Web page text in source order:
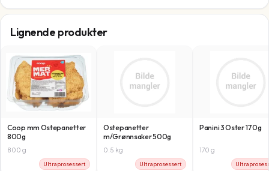
Lignende produkter
Coop mm Ostepanetter
800g
800 g
Ultraprosessert
Ostepanetter
m/Grønnsaker 500g
0.5 kg
Ultraprosessert
Panini 3 Oster 170g
170 g